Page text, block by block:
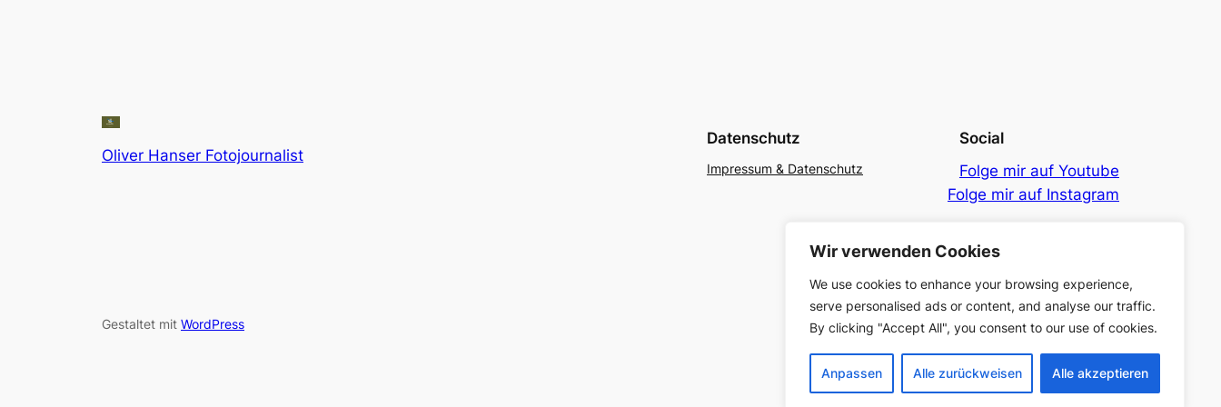
Wir verwenden Cookies
We use cookies to enhance your browsing experience,
serve personalised ads or content, and analyse our traffic.
By clicking "Accept All", you consent to our use of cookies.
Anpassen Alle zurückweisen Alle akzeptieren
Oliver Hanser Fotojournalist
Datenschutz
Impressum & Datenschutz
Social
Folge mir auf Youtube
Folge mir auf Instagram
Gestaltet mit WordPress